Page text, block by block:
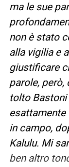
ma le sue
non è stato
alla vigilia e
giustificare
parole, però,
tolto Bastoni
esattamente
in campo,
Kalulu. Mi
ben altro